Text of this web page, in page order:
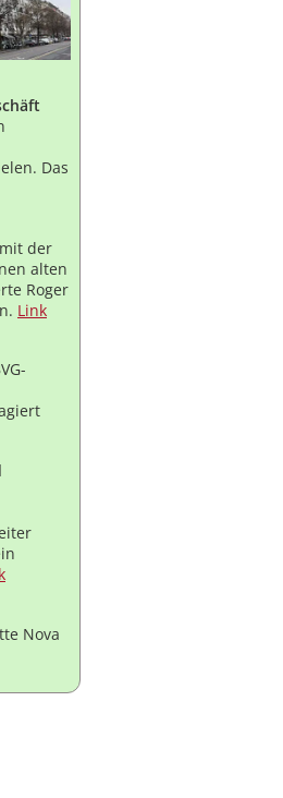
Das
der
alten
Roger
Link
Nova